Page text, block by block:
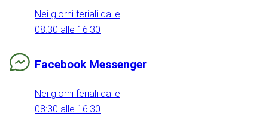
Nei giorni feriali dalle
08:30 alle 16:30
Facebook Messenger
Nei giorni feriali dalle
08:30 alle 16:30